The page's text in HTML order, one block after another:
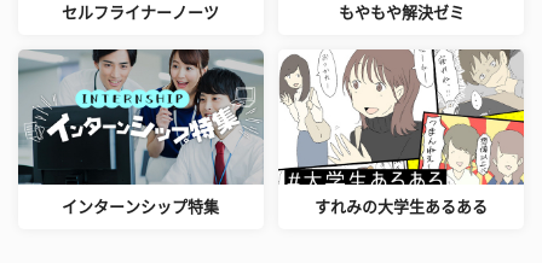
セルフライナーノーツ もやもや解決ゼミ
インターンシップ特集 すれみの大学生あるある